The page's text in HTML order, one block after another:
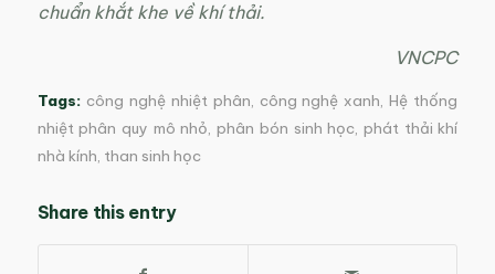
chuẩn khắt khe về khí thải.
VNCPC
Tags: công nghệ nhiệt phân, công nghệ xanh,Hệ thống
nhiệt phân quy mô nhỏ,phân bón sinh học,phát thải khí
nhà kính, than sinh học
Share this entry